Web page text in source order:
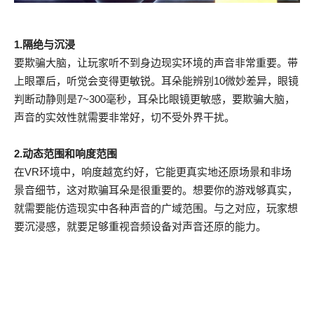
1.隔绝与沉浸
要欺骗大脑，让玩家听不到身边现实环境的声音非常重要。带
上眼罩后，听觉会变得更敏锐。耳朵能辨别10微妙差异，眼镜
判断动静则是7~300毫秒，耳朵比眼镜更敏感，要欺骗大脑，
声音的实效性就需要非常好，切不受外界干扰。
2.动态范围和响度范围
在VR环境中，响度越宽约好，它能更真实地还原场景和非场
景音细节，这对欺骗耳朵是很重要的。想要你的游戏够真实，
就需要能仿造现实中各种声音的广域范围。与之对应，玩家想
要沉浸感，就要足够重视音频设备对声音还原的能力。